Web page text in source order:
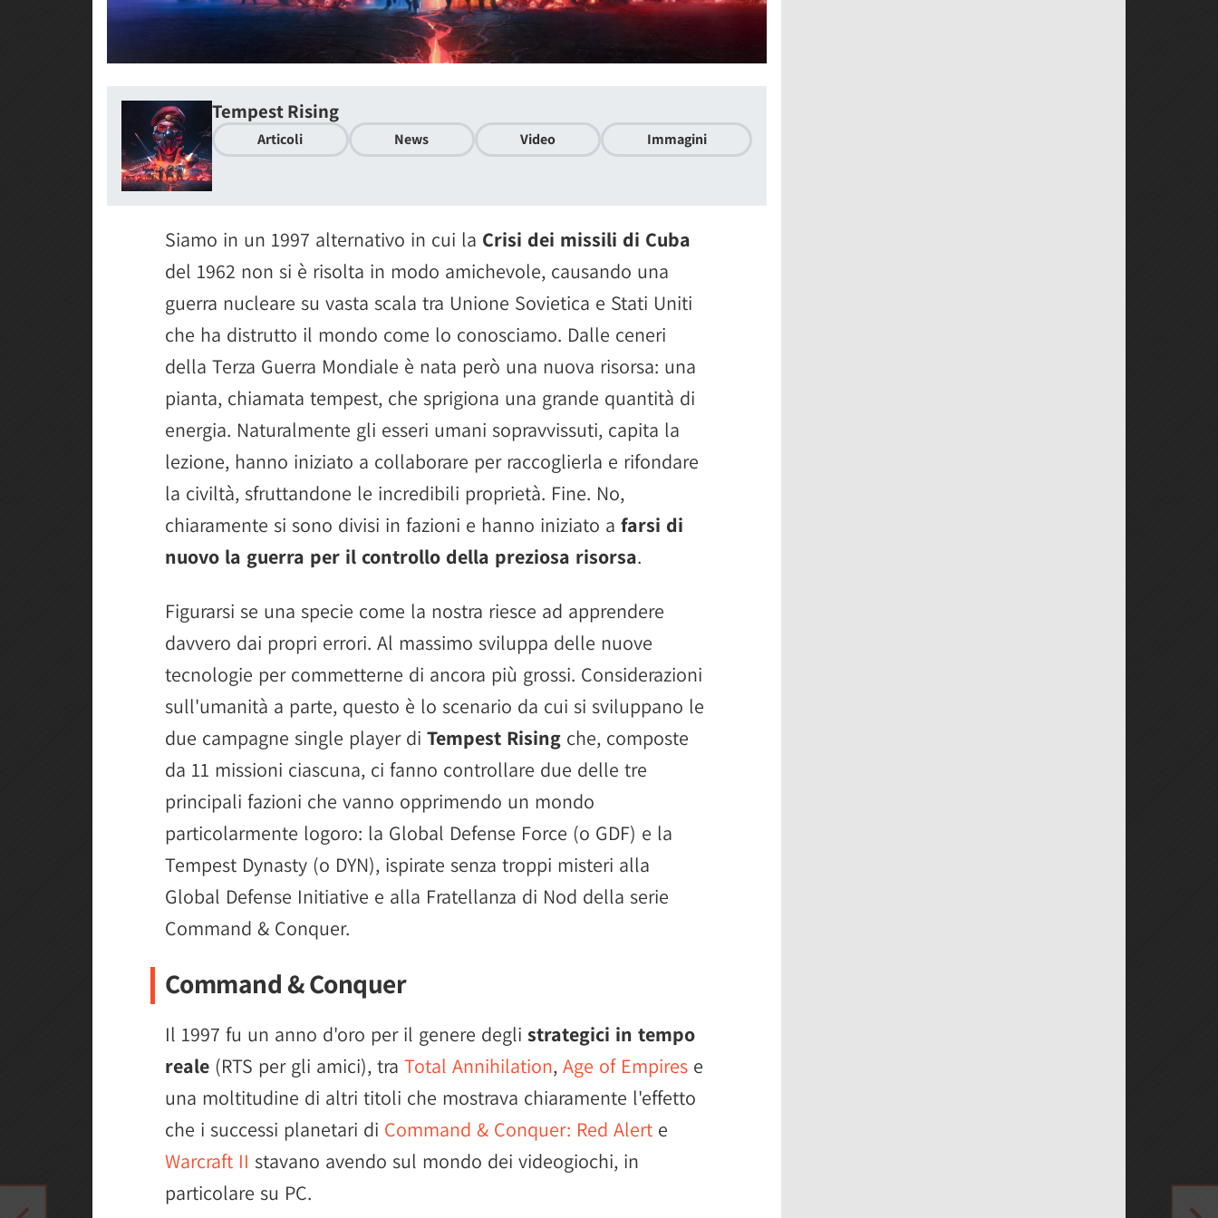
Tempest Rising
Articoli News Video Immagini
Siamo in un 1997 alternativo in cui la Crisi dei missili di Cuba
del 1962 non si è risolta in modo amichevole, causando una
guerra nucleare su vasta scala tra Unione Sovietica e Stati Uniti
che ha distrutto il mondo come lo conosciamo. Dalle ceneri
della Terza Guerra Mondiale è nata però una nuova risorsa: una
pianta, chiamata tempest, che sprigiona una grande quantità di
energia. Naturalmente gli esseri umani sopravvissuti, capita la
lezione, hanno iniziato a collaborare per raccoglierla e rifondare
la civiltà, sfruttandone le incredibili proprietà. Fine. No,
chiaramente si sono divisi in fazioni e hanno iniziato a farsi di
nuovo la guerra per il controllo della preziosa risorsa.
Figurarsi se una specie come la nostra riesce ad apprendere
davvero dai propri errori. Al massimo sviluppa delle nuove
tecnologie per commetterne di ancora più grossi. Considerazioni
sull'umanità a parte, questo è lo scenario da cui si sviluppano le
due campagne single player di Tempest Rising che, composte
da 11 missioni ciascuna, ci fanno controllare due delle tre
principali fazioni che vanno opprimendo un mondo
particolarmente logoro: la Global Defense Force (o GDF) e la
Tempest Dynasty (o DYN), ispirate senza troppi misteri alla
Global Defense Initiative e alla Fratellanza di Nod della serie
Command & Conquer.
Command & Conquer
Il 1997 fu un anno d'oro per il genere degli strategici in tempo
reale (RTS per gli amici), tra Total Annihilation, Age of Empires e
una moltitudine di altri titoli che mostrava chiaramente l'effetto
che i successi planetari di Command & Conquer: Red Alert e
Warcraft II stavano avendo sul mondo dei videogiochi, in
particolare su PC.